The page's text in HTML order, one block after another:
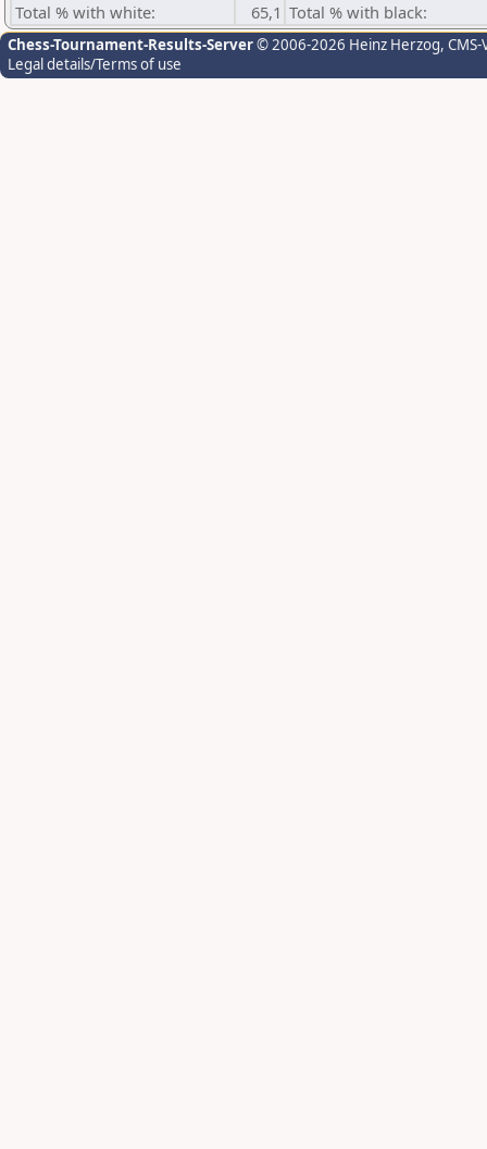
Total % with white:
65,1 Total % with black:
Chess-Tournament-Results-Server© 2006-2026 Heinz Herzog,
Legal details/Terms of use